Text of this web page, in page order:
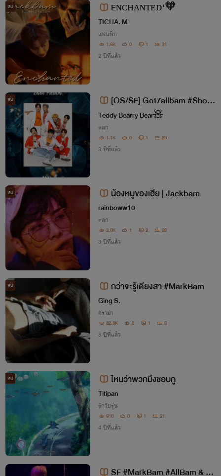
จบ Eɴᴄʜᴀɴᴛᴇᴅ‘🧡
TICHA. M
แฟนฟิก
1.6K 0 1 31
2 ปีที่แล้ว
จบ
[OS/SF] Got7allbam #ShotFi
ction #allbam
Teddy️ Bearry​ Bear​🧸
ตลก
1.1K 0 1 20
3 ปีที่แล้ว
จบ น้องหมูของเฮีย | Jackbam
rainboww10
ตลก
2.0K 1 2 28
3 ปีที่แล้ว
จบ กว่าจะรู้เดียงสา #MarkBam
Ging S.
ดราม่า
32.8K 8 1 6
3 ปีที่แล้ว
จบ ไหนว่าพวกมึงชอบกู
Titipan
รักวัยรุ่น
910 0 1 21
4 ปีที่แล้ว
SF #MarkBam #AllBam & G